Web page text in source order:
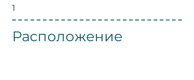
1
Расположение